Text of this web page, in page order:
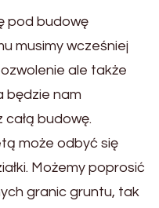
pod budowę
musimy wcześniej
ale także
będzie nam
całą budowę.
może odbyć się
Możemy poprosić
granic gruntu, tak